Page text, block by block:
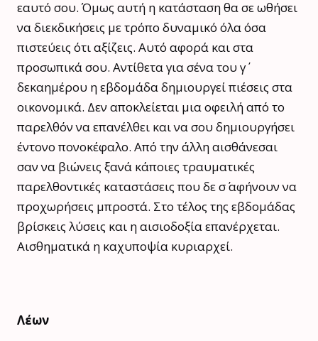
εαυτό σου. Όμως αυτή η κατάσταση θα σε ωθήσει
να διεκδικήσεις με τρόπο δυναμικό όλα όσα
πιστεύεις ότι αξίζεις. Αυτό αφορά και στα
προσωπικά σου. Αντίθετα για σένα του γ΄
δεκαημέρου η εβδομάδα δημιουργεί πιέσεις στα
οικονομικά. Δεν αποκλείεται μια οφειλή από το
παρελθόν να επανέλθει και να σου δημιουργήσει
έντονο πονοκέφαλο. Από την άλλη αισθάνεσαι
σαν να βιώνεις ξανά κάποιες τραυματικές
παρελθοντικές καταστάσεις που δε σ΄ αφήνουν να
προχωρήσεις μπροστά. Στο τέλος της εβδομάδας
βρίσκεις λύσεις και η αισιοδοξία επανέρχεται.
Αισθηματικά η καχυποψία κυριαρχεί.
Λέων